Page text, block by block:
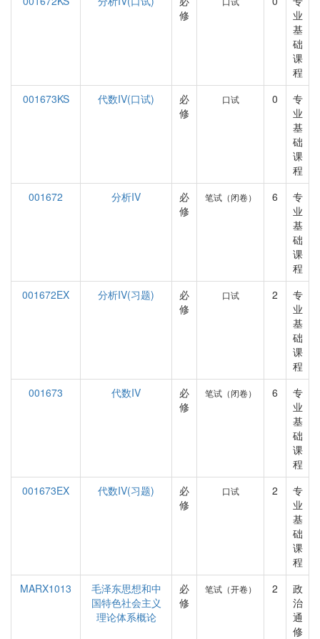
修
业
基
础
课
程
001673KS
代数IV(口试)
必
修
口试 0
专
业
基
础
课
程
001672
分析IV
必
修
笔试（闭卷） 6
专
业
基
础
课
程
001672EX
分析IV(习题)
必
修
口试 2
专
业
基
础
课
程
001673
代数IV
必
修
笔试（闭卷） 6
专
业
基
础
课
程
001673EX
代数IV(习题)
必
修
口试 2
专
业
基
础
课
程
MARX1013
毛泽东思想和中
国特色社会主义
理论体系概论
必
修
笔试（开卷） 2
政
治
通
修